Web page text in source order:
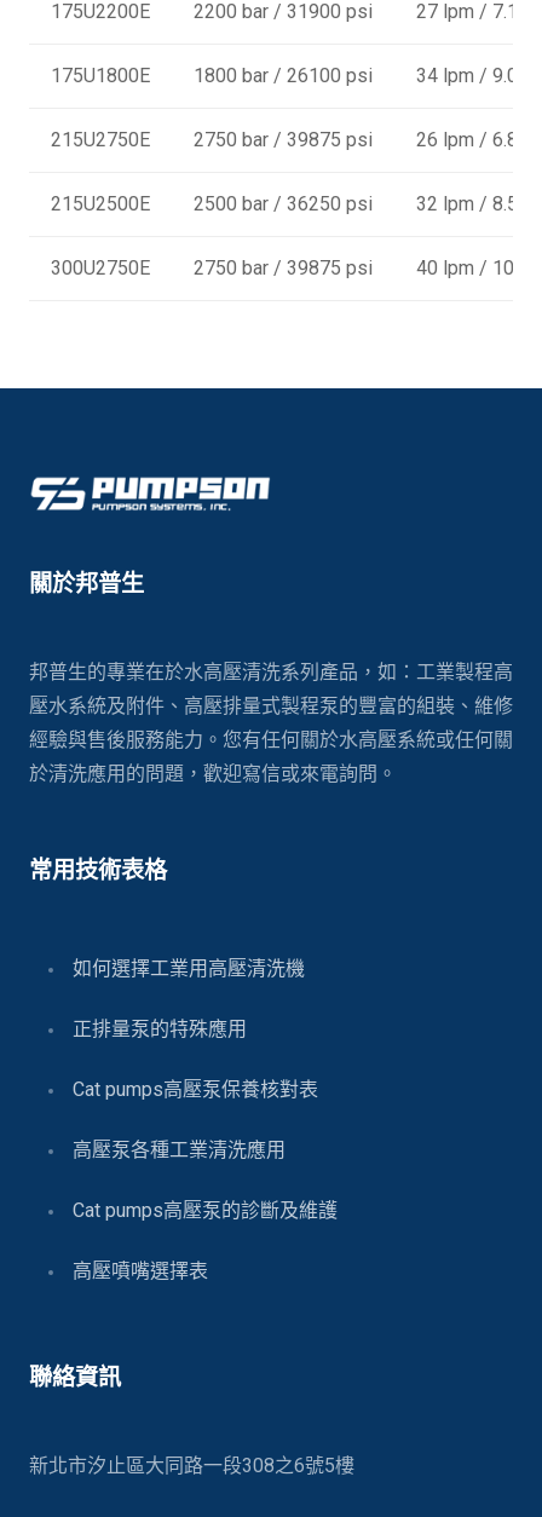
175U2200E 2200 bar / 31900 psi 27 lpm / 7.1
175U1800E 1800 bar / 26100 psi 34 lpm / 9.0
215U2750E 2750 bar / 39875 psi 26 lpm / 6.8
215U2500E 2500 bar / 36250 psi 32 lpm / 8.5
300U2750E 2750 bar / 39875 psi 40 lpm / 10.6
關於邦普生
邦普生的專業在於水高壓清洗系列產品，如：工業製程高
壓水系統及附件、高壓排量式製程泵的豐富的組裝、維修
經驗與售後服務能力。您有任何關於水高壓系統或任何關
於清洗應用的問題，歡迎寫信或來電詢問。
常用技術表格
如何選擇工業用高壓清洗機
正排量泵的特殊應用
Cat pumps高壓泵保養核對表
高壓泵各種工業清洗應用
Cat pumps高壓泵的診斷及維護
高壓噴嘴選擇表
聯絡資訊
新北市汐止區大同路一段308之6號5樓